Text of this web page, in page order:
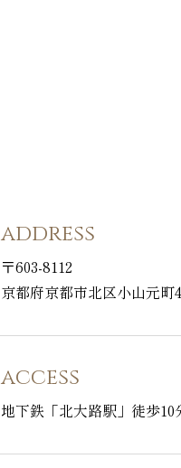
address
〒603-8112
京都府京都市北区小山元町
access
地下鉄「北大路駅」徒歩